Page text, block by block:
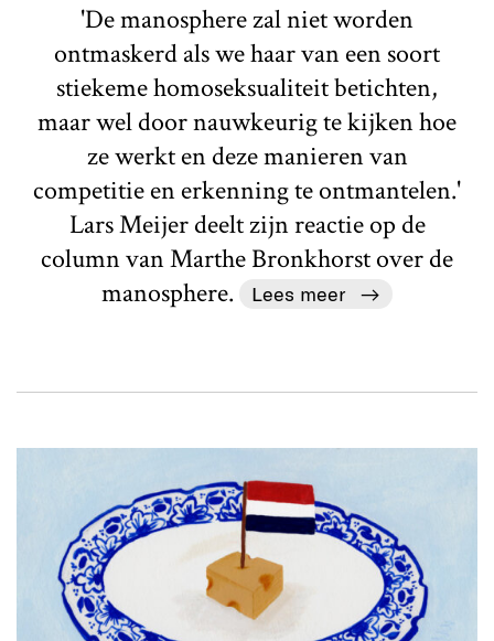
'De manosphere zal niet worden
ontmaskerd als we haar van een soort
stiekeme homoseksualiteit betichten,
maar wel door nauwkeurig te kijken hoe
ze werkt en deze manieren van
competitie en erkenning te ontmantelen.'
Lars Meijer deelt zijn reactie op de
column van Marthe Bronkhorst over de
manosphere.
Lees meer